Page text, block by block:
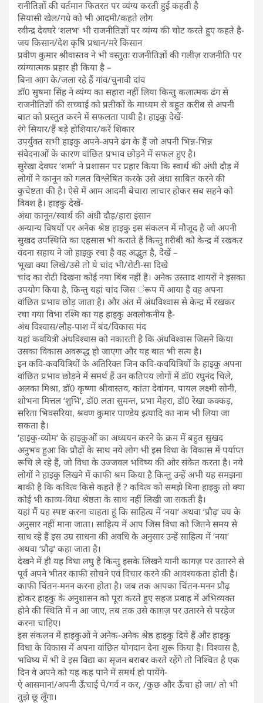
रानीतिज्ञों की वर्तमान फितरत पर व्यंग्य करती हुई कहती है
सियासी खेल/गधे को भी आदमी/कहते लोग
रवीन्द्र देवघरे ‘शलभ‘ भी राजनीतिज्ञों पर व्यंग्य की चोट करते हुए कहते है-
जय किसान/देश कृषि प्रधान/मरे किसान
प्रवीण कुमार श्रीवास्तव ने भी वस्तुतः राजनीतिज्ञों की गलीज़ राजनीति पर
व्यंग्यात्मक प्रहार ही किया है –
बिना आग के/जला रहे हैं गांव/चुनावी दांव
डॉ0 सुषमा सिंह ने व्यंग्य का सहारा नहीं लिया किन्तु कलात्मक ढंग से
राजनीतिज्ञों की सच्चाई को प्रतीकों के माध्यम से बहुत करीब से अपनी
बात को प्रस्तुत करने में सफलता पायी है। हाइकु देखें-
रंगे सियार/हैं बड़े होशियार/करें शिकार
उपर्युक्त सभी हाइकु अपने-अपने ढंग के हैं जो अपनी भिन्न-भिन्न
संवेदनाओं के कारण वांछित प्रभाव छोड़ने में सफल हुए है।
सुरेखा देवघर ‘शर्मा‘ ने प्रशासन पर प्रहार किया कि स्वार्थ की अंधी दौड़ में
लोगों ने कानून को गलत विश्लेषित करके उसे अंधा साबित करने की
कुचेष्टता की है। ऐसे में आम आदमी बेचारा लाचार होकर सब सहने को
विवश है। हाइकु देखें-
अंधा कानून/स्वार्थ की अंधी दौड़/हारा इंसान
अन्यान्य विषयों पर अनेक श्रेष्ठ हाइकु इस संकलन में मौजूद है जो अपनी
सुखद उपस्थिति का एहसास भी कराते हैं किन्तु ग़रीबी को केन्द्र में रखकर
वंदना सहाय ने जो हाइकु रचा है वह अद्भुत है, देखें –
भूखा क्या लिखे/उसे तो ये चांद भी/रोटी-सा दिखे
चांद का रोटी दिखना कोई नया बिंब नहीं है। अनेक उस्ताद शायरों ने इसका
उपयोग किया है, किन्तु यहां चांद जिस ंरूप में आया है वह अपना
वांछित प्रभाव छोड़ जाता है। और अंत में अंधविश्वास से केन्द्र में रखकर
रचा गया विभा रश्मि का यह हाइकु अवलोकनीय है-
अंध विश्वास/लौह-पाश में बंद/विकास मंद
यहां कवयित्री अंधविश्वास को नकारती है कि अंधविश्वास जिसने किया
उसका विकास अवरूद्ध हो जाएगा और यह बात भी सत्य है।
इन कवि-कवयित्रियों के अतिरिक्त जिन कवि-कवयित्रियों के हाइकु अपना
वांछित प्रभाव छोड़ने में समर्थ हैं उन कतिपय लोगों में डॉ0 रघुनंद चिले,
अलका मिश्रा, डॉ0 कृष्णा श्रीवास्तव, कांता देवांगन, पायल लक्ष्मी सोनी,
शोभना मित्तल ‘शुभि‘, डॉ0 लता सुमन्त, प्रभा मेहरा, डॉ0 रेखा कक्कड़,
सरिता भिवसरिया, श्रवण कुमार पाण्डेय इत्यादि का नाम भी लिया जा
सकता है।
‘हाइकु-व्योम‘ के हाइकुओं का अध्ययन करने के क्रम में बहुत सुखद
अनुभव हुआ कि प्रौढ़ों के साथ नये लोग भी इस विधा के विकास में पर्याप्त
रूचि ले रहे हैं, जो विधा के उज्जवल भविष्य की ओर संकेत करता है। नये
लोगों ने हाइकु लिखने में काफी श्रम किया है किन्तु उन्हें अभी यह समझना
बाकी है कि कवित्व किसे कहते हैं ? कवित्व को समझे बिना हाइकु तो क्या
कोई भी काव्य-विधा श्रेष्ठता के साथ नहीं लिखी जा सकती है।
यहां मैं यह स्पष्ट करना चाहता हूं कि साहित्य में ‘नया‘ अथवा ‘प्रौढ़‘ वय के
अनुसार नहीं माना जाता। साहित्य में आप जिस विधा को जितने समय से
साध रहे हैं इस उम्र साधना की अवधि के अनुसार उन्हें साहित्य में ‘नया‘
अथवा ‘प्रौढ़‘ कहा जाता है।
देखने में ही यह विधा लघु है किन्तु इसके लिखने यानी कागज़ पर उतारने से
पूर्व अपने भीतर काफी सोचने एवं विचार करने की आवश्यकता होती है।
काफी चिंतन-मनन करना होता है। जब तक आपका चिंतन-मनन प्रौढ़
होकर हाइकु के अनुशासन को पूरा करते हुए सहज प्रवाह में अभिव्यक्त
होने की स्थिति में न आ जाए, तब तक उसे काग़ज़ पर उतारने से परहेज
करना चाहिए।
इस संकलन में हाइकुओं ने अनेक-अनेक श्रेष्ठ हाइकु दिये हैं और हाइकु
विधा के विकास में अपना वांछित योगदान देना शुरू किया है। विश्वास है,
भविष्य में भी वे इस विद्या का सृजन बराबर करते रहेंगे तो निश्चित है एक
दिन वे अपने को यह कह पाने में समर्थ हो पायेंगे-
ऐ आसमान!/अपनी ऊँचाई पे/गर्व न कर, /कुछ और ऊँचा हो जा/ तो भी
तुझे छू लूँगा।